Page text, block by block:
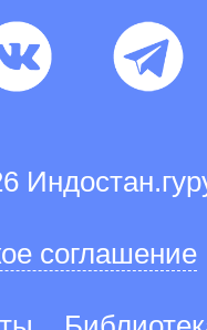
соглашение